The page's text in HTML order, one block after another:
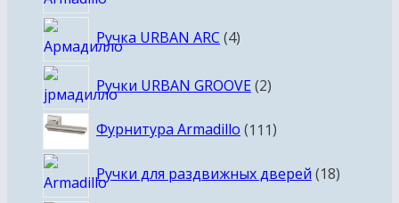
Ручка URBAN ARC 44
Ручки URBAN GROOVE 22
Фурнитура Armadillo 111111
Ручки для раздвижных дверей 1818